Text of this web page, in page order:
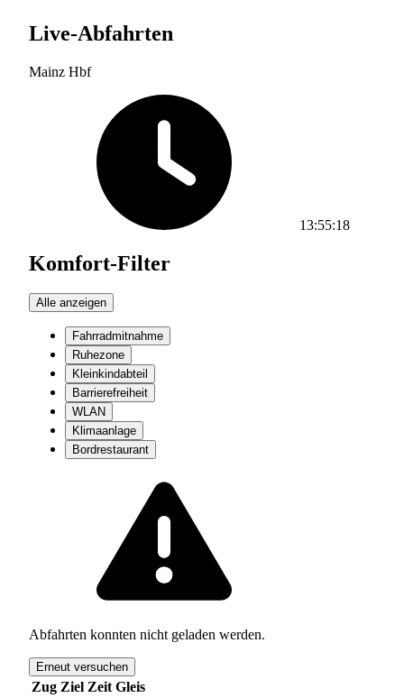
Live-Abfahrten
Mainz Hbf
13:55:18
Komfort-Filter
Alle anzeigen
Fahrradmitnahme
Ruhezone
Kleinkindabteil
Barrierefreiheit
WLAN
Klimaanlage
Bordrestaurant
Abfahrten konnten nicht geladen werden.
Erneut versuchen
Zug Ziel Zeit Gleis